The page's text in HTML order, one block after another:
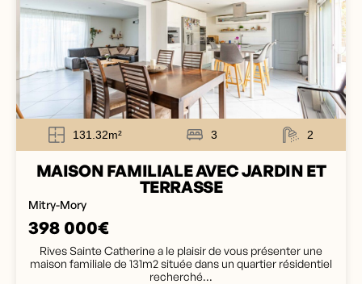
131.32m² 3 2
MAISON FAMILIALE AVEC JARDIN ET
TERRASSE
Mitry-Mory
398 000€
Rives Sainte Catherine a le plaisir de vous présenter une
maison familiale de 131m2 située dans un quartier résidentiel
recherché...